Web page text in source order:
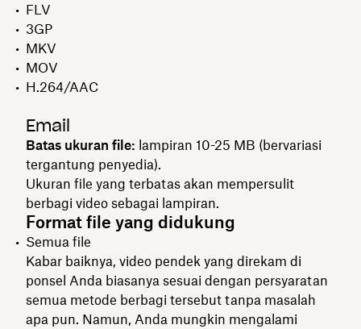
FLV
3GP
MKV
MOV
H.264/AAC
Email
Batas ukuran file: lampiran 10-25 MB (bervariasi
tergantung penyedia).
Ukuran file yang terbatas akan mempersulit
berbagi video sebagai lampiran.
Format file yang didukung
Semua file
Kabar baiknya, video pendek yang direkam di
ponsel Anda biasanya sesuai dengan persyaratan
semua metode berbagi tersebut tanpa masalah
apa pun. Namun, Anda mungkin mengalami